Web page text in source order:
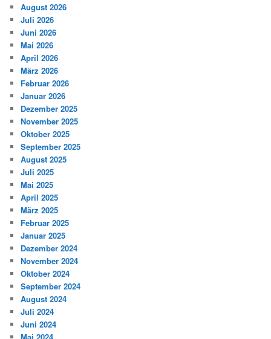
August 2026
Juli 2026
Juni 2026
Mai 2026
April 2026
März 2026
Februar 2026
Januar 2026
Dezember 2025
November 2025
Oktober 2025
September 2025
August 2025
Juli 2025
Mai 2025
April 2025
März 2025
Februar 2025
Januar 2025
Dezember 2024
November 2024
Oktober 2024
September 2024
August 2024
Juli 2024
Juni 2024